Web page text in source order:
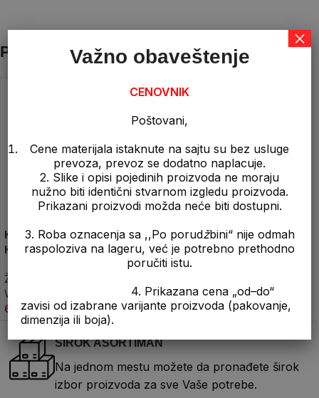
Povezani proizvodi
Kopca za zljebnjak –
Kanjiza/Tondach
Žljebnjaci / Posebni elementi
Wienerberger
Ostalo
60,00рсд
Metalni Spiralni Distanceri –
M
Distanceri
ŠIROK ASORTIMAN
Na jednom mestu možete da pronađete širok
izbor proizvoda za sve Vaše potrebe.
Važno obaveštenje
CENOVNIK
Poštovani,
Cene materijala istaknute na sajtu su bez usluge
prevoza, prevoz se dodatno naplacuje.
2. Slike i opisi pojedinih proizvoda ne moraju
nužno biti identični stvarnom izgledu proizvoda.
Prikazani proizvodi možda neće biti dostupni.
3. Roba oznacenja sa ,,Po porudžbini“ nije odmah
raspoloziva na lageru, već je potrebno prethodno
poručiti istu.
4. Prikazana cena „od–do“
zavisi od izabrane varijante proizvoda (pakovanje,
dimenzija ili boja).
×